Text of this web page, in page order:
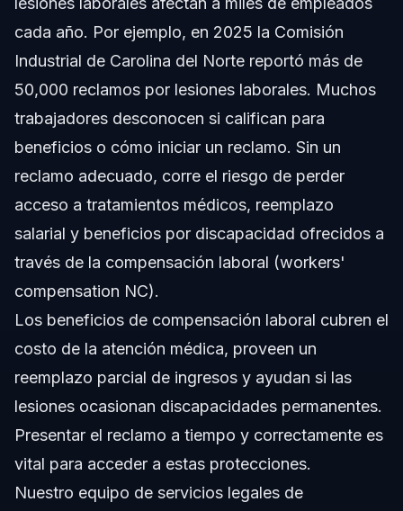
cada año. Por ejemplo, en 2025 la Comisión
Industrial de Carolina del Norte reportó más de
50,000 reclamos por lesiones laborales. Muchos
trabajadores desconocen si califican para
beneficios o cómo iniciar un reclamo. Sin un
reclamo adecuado, corre el riesgo de perder
acceso a tratamientos médicos, reemplazo
salarial y beneficios por discapacidad ofrecidos a
través de la compensación laboral (workers'
compensation NC).
Los beneficios de compensación laboral cubren el
costo de la atención médica, proveen un
reemplazo parcial de ingresos y ayudan si las
lesiones ocasionan discapacidades permanentes.
Presentar el reclamo a tiempo y correctamente es
vital para acceder a estas protecciones.
Nuestro equipo de servicios legales de